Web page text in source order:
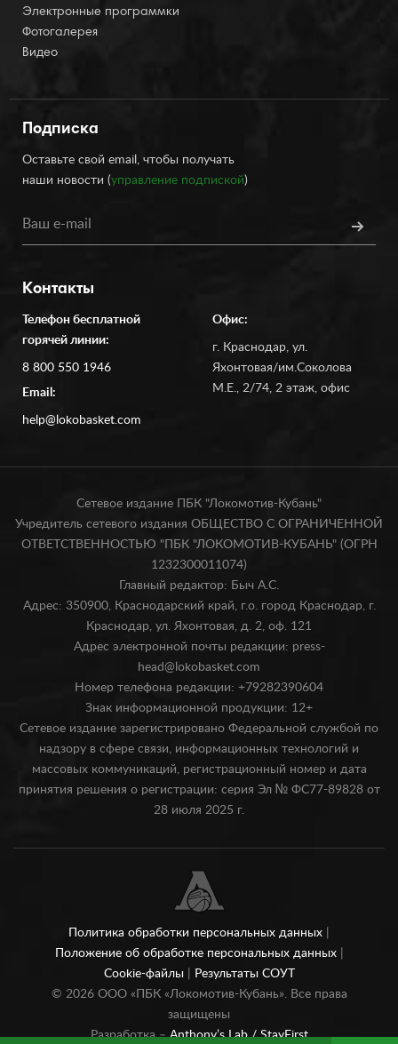
Электронные программки
Фотогалерея
Видео
Подписка
Оставьте свой email, чтобы получать
наши новости (управление подпиской)
Контакты
Телефон бесплатной
горячей линии:
8 800 550 1946
Email:
help@lokobasket.com
Офис:
г. Краснодар, ул.
Яхонтовая/им.Соколова
М.Е., 2/74, 2 этаж, офис
Сетевое издание ПБК "Локомотив-Кубань"
Учредитель сетевого издания ОБЩЕСТВО С ОГРАНИЧЕННОЙ
ОТВЕТСТВЕННОСТЬЮ "ПБК "ЛОКОМОТИВ-КУБАНЬ" (ОГРН
1232300011074)
Главный редактор: Быч А.С.
Адрес: 350900, Краснодарский край, г.о. город Краснодар, г.
Краснодар, ул. Яхонтовая, д. 2, оф. 121
Адрес электронной почты редакции: press-
head@lokobasket.com
Номер телефона редакции: +79282390604
Знак информационной продукции: 12+
Сетевое издание зарегистрировано Федеральной службой по
надзору в сфере связи, информационных технологий и
массовых коммуникаций, регистрационный номер и дата
принятия решения о регистрации: серия Эл № ФС77-89828 от
28 июля 2025 г.
Политика обработки персональных данных
Положение об обработке персональных данных
Cookie-файлы
Результаты СОУТ
© 2026ООО «ПБК «Локомотив-Кубань». Все права
защищены
Разработка –Anthony’s Lab /StayFirst